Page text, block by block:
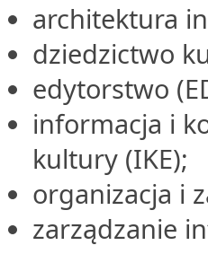
architektura
dziedzictwo
edytorstwo
informacja i
kultury (IKE);
organizacja i
zarządzanie